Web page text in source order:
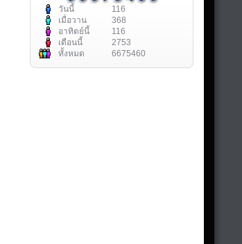
วันนี้
116
เมื่อวาน
368
อาทิตย์นี้
116
เดือนนี้
2753
ทั้งหมด
6675460